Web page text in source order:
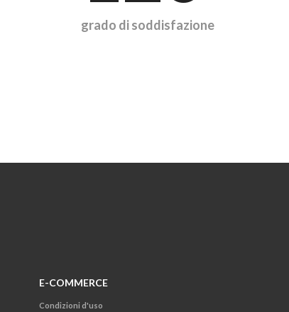
grado di soddisfazione
E-COMMERCE
Condizioni d'uso